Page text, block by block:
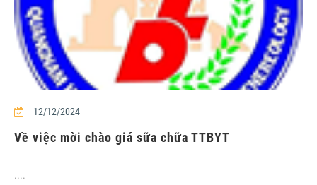
12/12/2024
Về việc mời chào giá sữa chữa TTBYT
....